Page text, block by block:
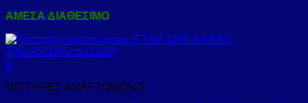
ΑΜΕΣΑ ΔΙΑΘΕΣΙΜΟ
+
ΝΙΠΤΗΡΕΣ ΑΝΑΡΤΩΜΕΝΟΙ